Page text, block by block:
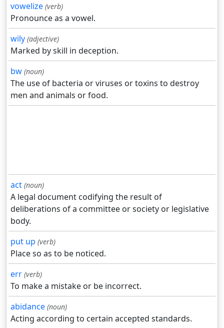
vowelize (verb)
Pronounce as a vowel.
wily (adjective)
Marked by skill in deception.
bw (noun)
The use of bacteria or viruses or toxins to destroy
men and animals or food.
act (noun)
A legal document codifying the result of
deliberations of a committee or society or legislative
body.
put up (verb)
Place so as to be noticed.
err (verb)
To make a mistake or be incorrect.
abidance (noun)
Acting according to certain accepted standards.